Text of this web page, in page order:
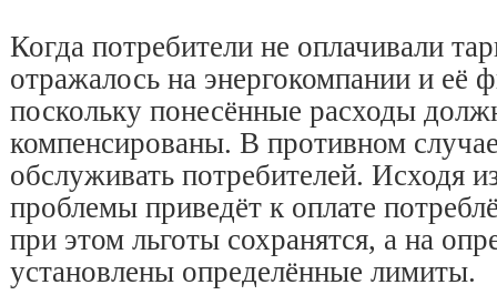
Когда потребители не оплачивали
отражалось на энергокомпании и её
поскольку понесённые расходы
компенсированы. В противном
обслуживать потребителей. Исходя
проблемы приведёт к оплате
при этом льготы сохранятся, а на
установлены определённые лимиты.